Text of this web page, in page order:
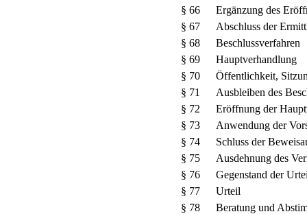
§ 66
Ergänzung des
§ 67
Abschluss der
§ 68
Beschlussverfahren
§ 69
Hauptverhandlung
§ 70
Öffentlichkeit,
§ 71
Ausbleiben des
§ 72
Eröffnung der
§ 73
Anwendung der
§ 74
Schluss der
§ 75
Ausdehnung des
§ 76
Gegenstand der
§ 77
Urteil
§ 78
Beratung und